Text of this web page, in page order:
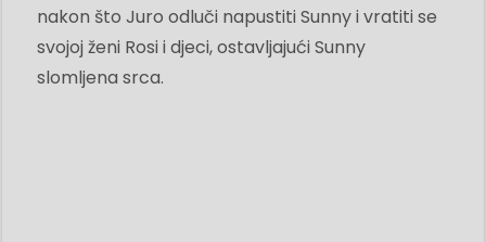
nakon što Juro odluči napustiti Sunny i vratiti se
svojoj ženi Rosi i djeci, ostavljajući Sunny
slomljena srca.